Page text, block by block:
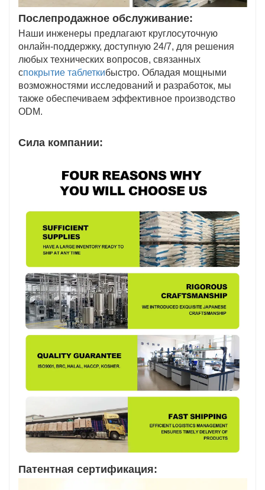
Послепродажное обслуживание:
Наши инженеры предлагают круглосуточную
онлайн-поддержку, доступную 24/7, для решения
любых технических вопросов, связанных
спокрытие таблеткибыстро. Обладая мощными
возможностями исследований и разработок, мы
также обеспечиваем эффективное производство
ODM.
Сила компании:
Патентная сертификация: